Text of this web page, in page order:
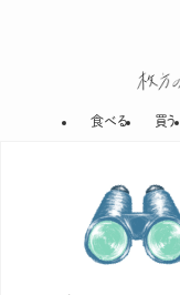
食べる 買う